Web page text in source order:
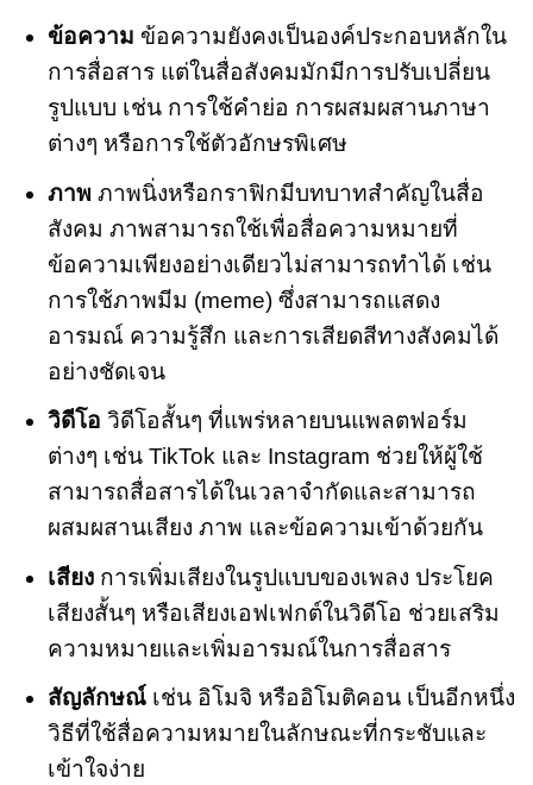
ข้อความ ข้อความยังคงเป็นองค์ประกอบหลักใน
การสื่อสาร แต่ในสื่อสังคมมักมีการปรับเปลี่ยน
รูปแบบ เช่น การใช้คำย่อ การผสมผสานภาษา
ต่างๆ หรือการใช้ตัวอักษรพิเศษ
ภาพ ภาพนิ่งหรือกราฟิกมีบทบาทสำคัญในสื่อ
สังคม ภาพสามารถใช้เพื่อสื่อความหมายที่
ข้อความเพียงอย่างเดียวไม่สามารถทำได้ เช่น
การใช้ภาพมีม (meme) ซึ่งสามารถแสดง
อารมณ์ ความรู้สึก และการเสียดสีทางสังคมได้
อย่างชัดเจน
วิดีโอ วิดีโอสั้นๆ ที่แพร่หลายบนแพลตฟอร์ม
ต่างๆ เช่น TikTok และ Instagram ช่วยให้ผู้ใช้
สามารถสื่อสารได้ในเวลาจำกัดและสามารถ
ผสมผสานเสียง ภาพ และข้อความเข้าด้วยกัน
เสียงการเพิ่มเสียงในรูปแบบของเพลง ประโยค
เสียงสั้นๆ หรือเสียงเอฟเฟกต์ในวิดีโอ ช่วยเสริม
ความหมายและเพิ่มอารมณ์ในการสื่อสาร
สัญลักษณ์เช่น อิโมจิ หรืออิโมติคอน เป็นอีกหนึ่ง
วิธีที่ใช้สื่อความหมายในลักษณะที่กระชับและ
เข้าใจง่าย